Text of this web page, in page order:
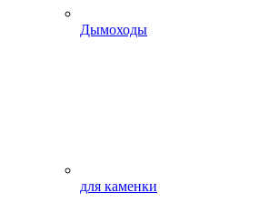
Дымоходы
для каменки